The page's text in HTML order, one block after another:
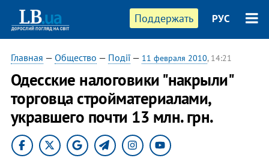
Поддержать РУС
Главная — Общество — Події— 11 февраля 2010, 14:21
Одесские налоговики "накрыли"
торговца стройматериалами,
укравшего почти 13 млн. грн.